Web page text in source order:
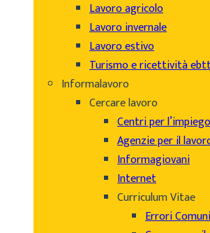
Lavoro agricolo
Lavoro invernale
Lavoro estivo
Turismo e ricettività
Informalavoro
Cercare lavoro
Centri per l’impiego
Agenzie per il
Informagiovani
Internet
Curriculum Vitae
Errori Comuni